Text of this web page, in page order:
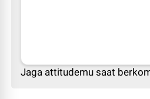
Jaga attitudemu saat